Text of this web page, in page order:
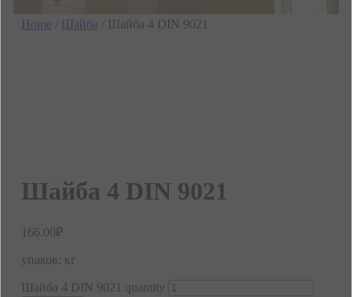
Home / Шайба / Шайба 4 DIN 9021
Шайба 4 DIN 9021
166.00₽
упаков: кг
Шайба 4 DIN 9021 quantity